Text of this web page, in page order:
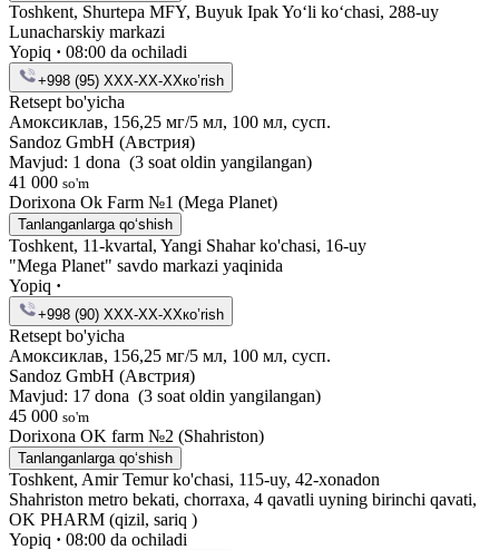
Toshkent, Shurtepa MFY, Buyuk Ipak Yo‘li ko‘chasi, 288-uy
Lunacharskiy markazi
Yopiq · 08:00 da ochiladi
+998 (95) XXX-XX-XXкo’rish
Retsept bo'yicha
Амоксиклав, 156,25 мг/5 мл, 100 мл, сусп.
Sandoz GmbH (Австрия)
Mavjud: 1 dona (3 soat oldin yangilangan)
41 000 so'm
Dorixona Ok Farm №1 (Mega Planet)
Tanlanganlarga qo‘shish
Toshkent, 11-kvartal, Yangi Shahar ko'chasi, 16-uy
"Mega Planet" savdo markazi yaqinida
Yopiq ·
+998 (90) XXX-XX-XXкo’rish
Retsept bo'yicha
Амоксиклав, 156,25 мг/5 мл, 100 мл, сусп.
Sandoz GmbH (Австрия)
Mavjud: 17 dona (3 soat oldin yangilangan)
45 000 so'm
Dorixona ОK farm №2 (Shahriston)
Tanlanganlarga qo‘shish
Toshkent, Amir Temur ko'chasi, 115-uy, 42-xonadon
Shahriston metro bekati, chorraxa, 4 qavatli uyning birinchi qavati,
OK PHARM (qizil, sariq )
Yopiq · 08:00 da ochiladi